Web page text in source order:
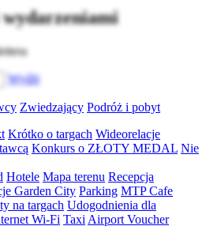
Wyślij
Zwiedzający Podróż i pobyt
Krótko o targach Wideorelacje
Konkurs o ZŁOTY MEDAL Nie
Hotele Mapa terenu Recepcja
Garden City Parking MTP Cafe
na targach Udogodnienia dla
Wi-Fi Taxi Airport Voucher